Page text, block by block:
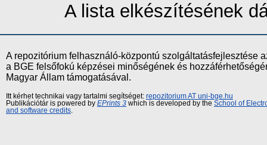
A lista elkészítésének
A repozitórium felhasználó-központú szolgáltatásfejlesztése
a BGE felsőfokú képzései minőségének és
Magyar Állam támogatásával.
Itt kérhet technikai vagy tartalmi segítséget: repozitorium AT uni-bge.hu
Publikációtár is powered by EPrints 3 which is developed by the School of
and software credits